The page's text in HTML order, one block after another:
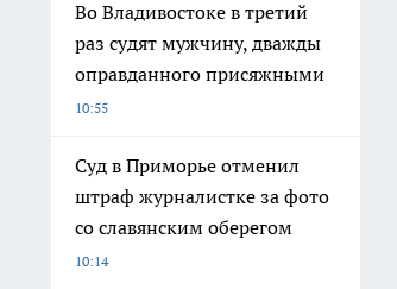
Во Владивостоке в третий
раз судят мужчину, дважды
оправданного присяжными
10:55
Суд в Приморье отменил
штраф журналистке за фото
со славянским оберегом
10:14